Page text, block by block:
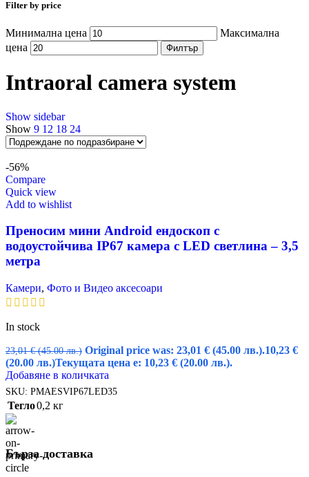
Filter by price
Минимална цена
Максимална
цена
Филтър
Intraoral camera system
Show sidebar
Show 9 12 18 24
-56%
Compare
Quick view
Add to wishlist
Преносим мини Android ендоскоп с
водоустойчива IP67 ĸaмepa c LЕD cвeтлинa – 3,5
мeтpa
Камери, Фото и Видео аксесоари
In stock
23,01€ (45.00 лв.) Original price was: 23,01 € (45.00 лв.).10,23 €
(20.00 лв.)Текущата цена е: 10,23 € (20.00 лв.).
Добавяне в количката
SKU: PMAESVIP67LED35
Тегло0,2 кг
Бърза доставка